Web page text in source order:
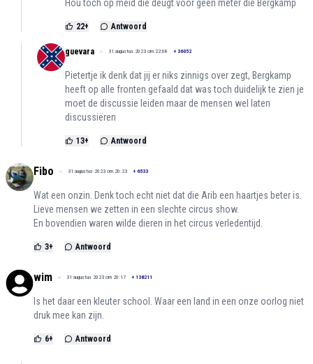
Hou toch op meid die deugt voor geen meter die Bergkamp
22+ Antwoord
guevara 31 augustus 2023 om 22:08 + 36052
Pietertje ik denk dat jij er niks zinnigs over zegt, Bergkamp
heeft op alle fronten gefaald dat was toch duidelijk te zien je
moet de discussie leiden maar de mensen wel laten
discussiëren
13+ Antwoord
Fibo 31 augustus 2023 om 20:23 + 6533
Wat een onzin. Denk toch echt niet dat die Arib een haartjes beter is.
Lieve mensen we zetten in een slechte circus show.
En bovendien waren wilde dieren in het circus verledentijd.
3+ Antwoord
wim 31 augustus 2023 om 20:17 + 138211
Is het daar een kleuter school. Waar een land in een onze oorlog niet
druk mee kan zijn.
6+ Antwoord